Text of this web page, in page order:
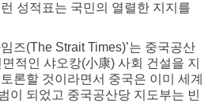
성적표는 국민의 열렬한 지지를
즈(The Strait Times)’는 중국공산
적인 샤오캉(小康) 사회 건설을 지
론할 것이라면서 중국은 이미 세계
이 되었고 중국공산당 지도부는 빈